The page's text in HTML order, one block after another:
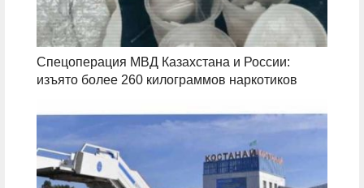
Спецоперация МВД Казахстана и России:
изъято более 260 килограммов наркотиков